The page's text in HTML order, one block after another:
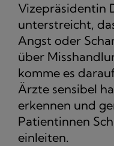
Vizepräsidentin
unterstreicht,
Angst oder
über
komme es
Ärzte sensibel
erkennen und
Patientinnen
einleiten.